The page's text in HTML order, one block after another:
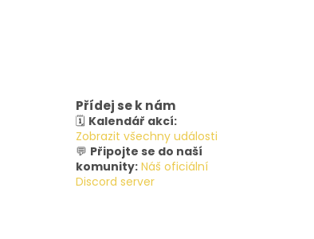
Přídej se k nám
🗓️ Kalendář akcí:
Zobrazit všechny události
💬 Připojte se do naší
komunity: Náš oficiální
Discord server